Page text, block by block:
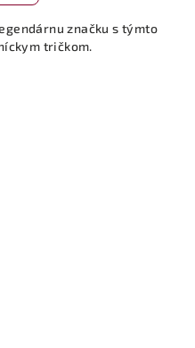
značku s týmto
tričkom.